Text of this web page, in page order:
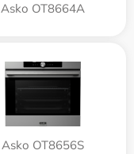
Asko OT8664A
Asko OT8656S